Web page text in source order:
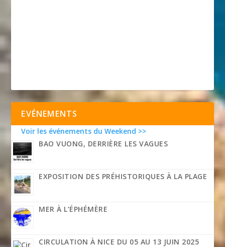
EVÉNEMENTS
Voir les événements du Weekend >>
BAO VUONG, DERRIÈRE LES VAGUES
EXPOSITION DES PRÉHISTORIQUES À LA PLAGE
MER À L’ÉPHÉMÈRE
CIRCULATION À NICE DU 05 AU 13 JUIN 2025